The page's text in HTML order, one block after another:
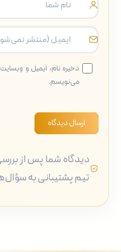
ذخیره نام، ایمیل و
می‌نویسم.
ارسال دیدگاه
دیدگاه شما پس از
تیم پشتیبانی به